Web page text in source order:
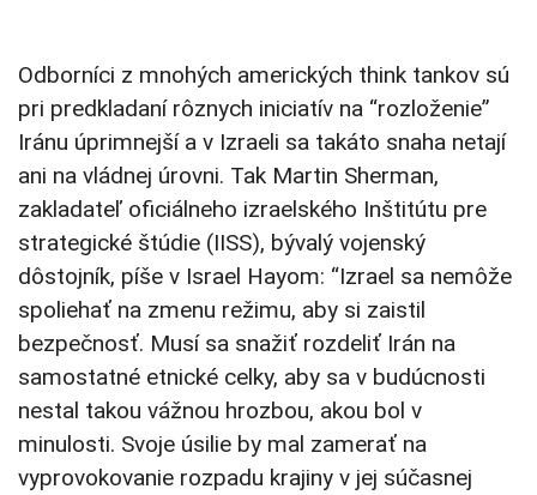
Odborníci z mnohých amerických think tankov sú
pri predkladaní rôznych iniciatív na “rozloženie”
Iránu úprimnejší a v Izraeli sa takáto snaha netají
ani na vládnej úrovni. Tak Martin Sherman,
zakladateľ oficiálneho izraelského Inštitútu pre
strategické štúdie (IISS), bývalý vojenský
dôstojník, píše v Israel Hayom: “Izrael sa nemôže
spoliehať na zmenu režimu, aby si zaistil
bezpečnosť. Musí sa snažiť rozdeliť Irán na
samostatné etnické celky, aby sa v budúcnosti
nestal takou vážnou hrozbou, akou bol v
minulosti. Svoje úsilie by mal zamerať na
vyprovokovanie rozpadu krajiny v jej súčasnej